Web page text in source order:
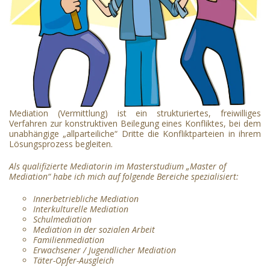
Mediation (Vermittlung) ist ein strukturiertes, freiwilliges
Verfahren zur konstruktiven Beilegung eines Konfliktes, bei dem
unabhängige „allparteiliche“ Dritte die Konfliktparteien in ihrem
Lösungsprozess begleiten.
Als qualifizierte Mediatorin im Masterstudium „Master of
Mediation“habe ich mich auf folgende Bereiche spezialisiert:
Innerbetriebliche Mediation
Interkulturelle Mediation
Schulmediation
Mediation in der sozialen Arbeit
Familienmediation
Erwachsener / Jugendlicher Mediation
Täter-Opfer-Ausgleich